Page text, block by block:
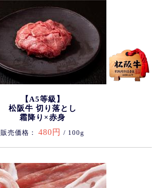
【A5等級】
松阪牛 切り落とし
霜降り×赤身
販売価格： 480円 / 100g